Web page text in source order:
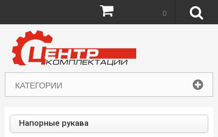
КАТЕГОРИИ
0
Напорные рукава